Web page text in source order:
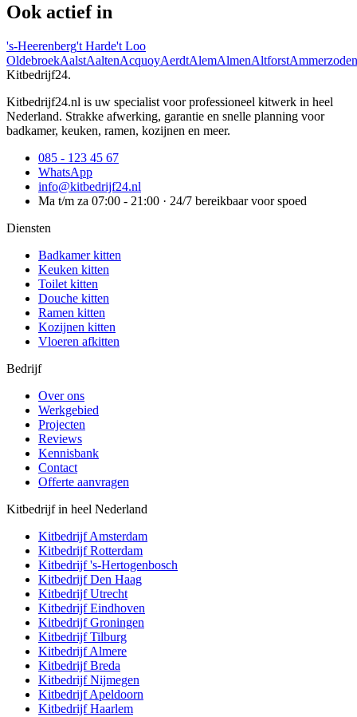
Ook actief in
's-Heerenberg't Harde't Loo
OldebroekAalstAaltenAcquoyAerdtAlemAlmenAltforstAmmerzoden
Kitbedrijf24.
Kitbedrijf24.nl is uw specialist voor professioneel kitwerk in heel
Nederland. Strakke afwerking, garantie en snelle planning voor
badkamer, keuken, ramen, kozijnen en meer.
085 - 123 45 67
WhatsApp
info@kitbedrijf24.nl
Ma t/m za 07:00 - 21:00 · 24/7 bereikbaar voor spoed
Diensten
Badkamer kitten
Keuken kitten
Toilet kitten
Douche kitten
Ramen kitten
Kozijnen kitten
Vloeren afkitten
Bedrijf
Over ons
Werkgebied
Projecten
Reviews
Kennisbank
Contact
Offerte aanvragen
Kitbedrijf in heel Nederland
KitbedrijfAmsterdam
KitbedrijfRotterdam
Kitbedrijf's-Hertogenbosch
KitbedrijfDen Haag
KitbedrijfUtrecht
KitbedrijfEindhoven
KitbedrijfGroningen
KitbedrijfTilburg
KitbedrijfAlmere
KitbedrijfBreda
KitbedrijfNijmegen
KitbedrijfApeldoorn
KitbedrijfHaarlem